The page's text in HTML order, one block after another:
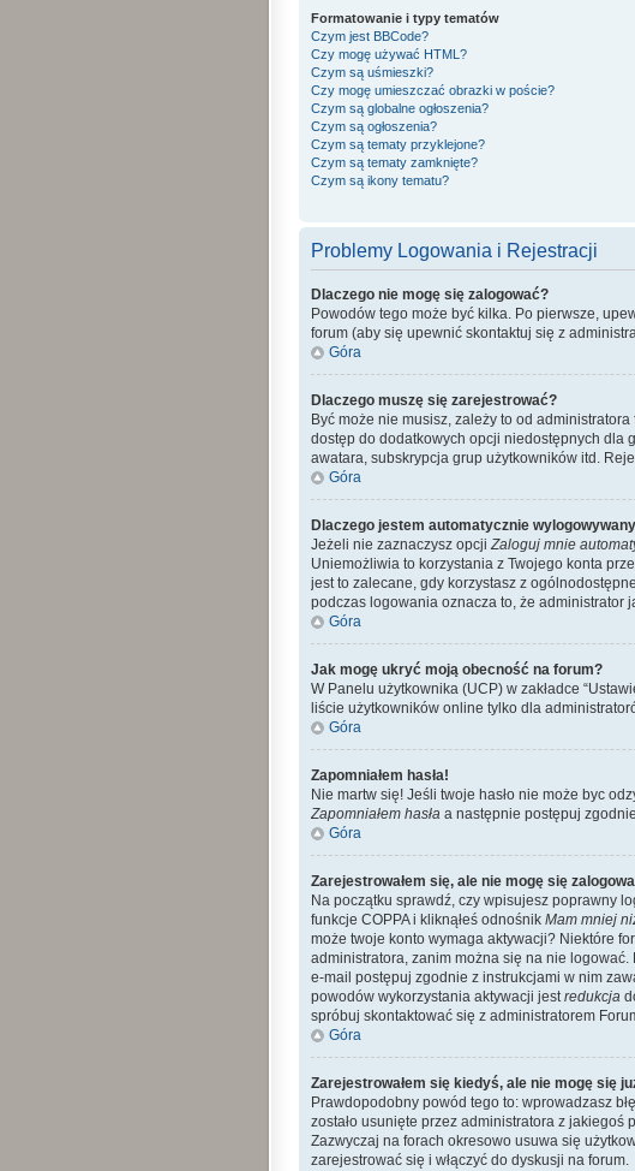
Formatowanie i typy tematów
Czym jest BBCode?
Czy mogę używać HTML?
Czym są uśmieszki?
Czy mogę umieszczać obrazki w poście?
Czym są globalne ogłoszenia?
Czym są ogłoszenia?
Czym są tematy przyklejone?
Czym są tematy zamknięte?
Czym są ikony tematu?
Problemy Logowania i Rejestracji
Dlaczego nie mogę się zalogować?
Powodów tego może być kilka. Po pierwsze,
forum (aby się upewnić skontaktuj się z
Góra
Dlaczego muszę się zarejestrować?
Być może nie musisz, zależy to od
dostęp do dodatkowych opcji niedostępnych dla
awatara, subskrypcja grup użytkowników itd.
Góra
Dlaczego jestem automatycznie
Jeżeli nie zaznaczysz opcjiZaloguj mnie
Uniemożliwia to korzystania z Twojego konta
jest to zalecane, gdy korzystasz z
podczas logowania oznacza to, że administrator
Góra
Jak mogę ukryć moją obecność na forum?
W Panelu użytkownika (UCP) w zakładce
liście użytkowników online tylko dla
Góra
Zapomniałem hasła!
Nie martw się! Jeśli twoje hasło nie może byc
Zapomniałem hasła a następnie postępuj
Góra
Zarejestrowałem się, ale nie mogę się
Na początku sprawdź, czy wpisujesz poprawny
funkcje COPPA i kliknąłeś odnośnik Mam mniej
może twoje konto wymaga aktywacji? Niektóre
administratora, zanim można się na nie
e-mail postępuj zgodnie z instrukcjami w nim
powodów wykorzystania aktywacji jestredukcja
spróbuj skontaktować się z administratorem
Góra
Zarejestrowałem się kiedyś, ale nie mogę się
Prawdopodobny powód tego to: wprowadzasz
zostało usunięte przez administratora z jakiegoś
Zazwyczaj na forach okresowo usuwa się
zarejestrować się i włączyć do dyskusji na forum.